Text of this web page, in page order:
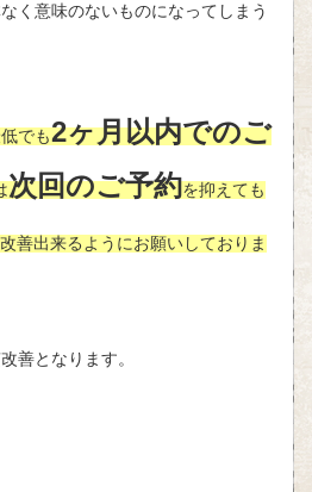
く意味のないものになってしまう
でも2ヶ月以内でのご
次回のご予約を抑えても
善出来るようにお願いしておりま
善となります。